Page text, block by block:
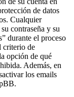
de datos
Cualquier
contraseña y su
durante el proceso
criterio de
opción de qué
Además, en
los emails